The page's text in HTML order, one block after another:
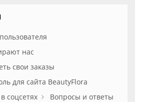
нас
свои заказы
для сайта BeautyFlora
соцсетях
Вопросы и ответы